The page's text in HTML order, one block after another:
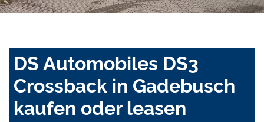
DS Automobiles DS3
Crossback in Gadebusch
kaufen oder leasen